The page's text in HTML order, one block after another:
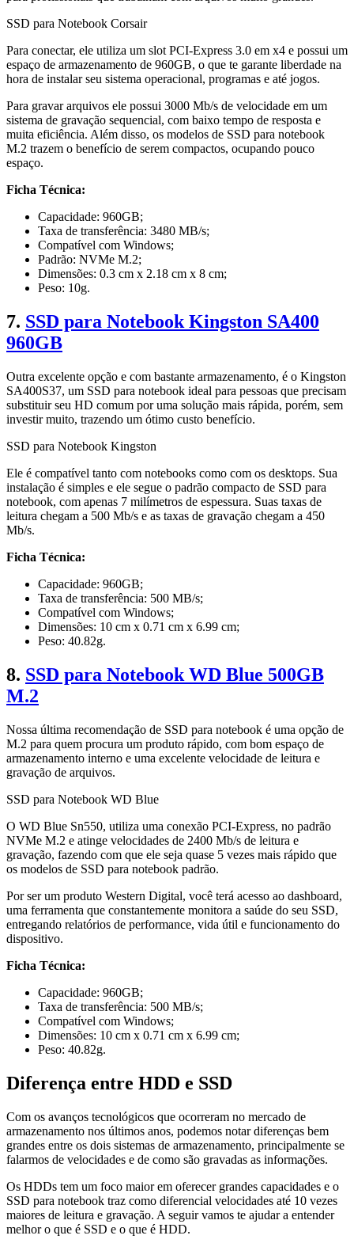
SSD para Notebook Corsair
Para conectar, ele utiliza um slot PCI-Express 3.0 em x4 e possui um
espaço de armazenamento de 960GB, o que te garante liberdade na
hora de instalar seu sistema operacional, programas e até jogos.
Para gravar arquivos ele possui 3000 Mb/s de velocidade em um
sistema de gravação sequencial, com baixo tempo de resposta e
muita eficiência. Além disso, os modelos de SSD para notebook
M.2 trazem o benefício de serem compactos, ocupando pouco
espaço.
Ficha Técnica:
Capacidade: 960GB;
Taxa de transferência: 3480 MB/s;
Compatível com Windows;
Padrão: NVMe M.2;
Dimensões: 0.3 cm x 2.18 cm x 8 cm;
Peso: 10g.
7. SSD para Notebook Kingston SA400
960GB
Outra excelente opção e com bastante armazenamento, é o Kingston
SA400S37, um SSD para notebook ideal para pessoas que precisam
substituir seu HD comum por uma solução mais rápida, porém, sem
investir muito, trazendo um ótimo custo benefício.
SSD para Notebook Kingston
Ele é compatível tanto com notebooks como com os desktops. Sua
instalação é simples e ele segue o padrão compacto de SSD para
notebook, com apenas 7 milímetros de espessura. Suas taxas de
leitura chegam a 500 Mb/s e as taxas de gravação chegam a 450
Mb/s.
Ficha Técnica:
Capacidade: 960GB;
Taxa de transferência: 500 MB/s;
Compatível com Windows;
Dimensões: 10 cm x 0.71 cm x 6.99 cm;
Peso: 40.82g.
8. SSD para Notebook WD Blue 500GB
M.2
Nossa última recomendação de SSD para notebook é uma opção de
M.2 para quem procura um produto rápido, com bom espaço de
armazenamento interno e uma excelente velocidade de leitura e
gravação de arquivos.
SSD para Notebook WD Blue
O WD Blue Sn550, utiliza uma conexão PCI-Express, no padrão
NVMe M.2 e atinge velocidades de 2400 Mb/s de leitura e
gravação, fazendo com que ele seja quase 5 vezes mais rápido que
os modelos de SSD para notebook padrão.
Por ser um produto Western Digital, você terá acesso ao dashboard,
uma ferramenta que constantemente monitora a saúde do seu SSD,
entregando relatórios de performance, vida útil e funcionamento do
dispositivo.
Ficha Técnica:
Capacidade: 960GB;
Taxa de transferência: 500 MB/s;
Compatível com Windows;
Dimensões: 10 cm x 0.71 cm x 6.99 cm;
Peso: 40.82g.
Diferença entre HDD e SSD
Com os avanços tecnológicos que ocorreram no mercado de
armazenamento nos últimos anos, podemos notar diferenças bem
grandes entre os dois sistemas de armazenamento, principalmente se
falarmos de velocidades e de como são gravadas as informações.
Os HDDs tem um foco maior em oferecer grandes capacidades e o
SSD para notebook traz como diferencial velocidades até 10 vezes
maiores de leitura e gravação. A seguir vamos te ajudar a entender
melhor o que é SSD e o que é HDD.